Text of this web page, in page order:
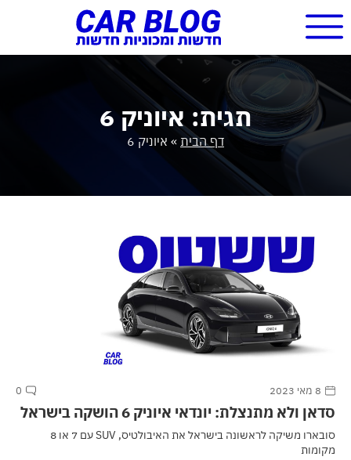
תגית: איוניק 6
דף הבית » איוניק 6
8 מאי 2023 0
סדאן ולא מתנצלת: יונדאי איוניק 6 הושקה בישראל
סובארו משיקה לראשונה בישראל את האיבולטיס, SUV עם 7 או 8
מקומות